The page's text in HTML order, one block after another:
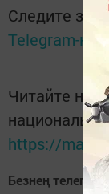
Следите за
Telegram-
Читайте
https://
Безнең